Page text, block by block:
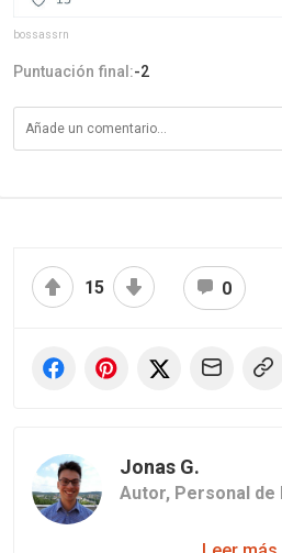
bossassrn
Puntuación final:-2
15 0
Jonas G.
Autor, Personal de